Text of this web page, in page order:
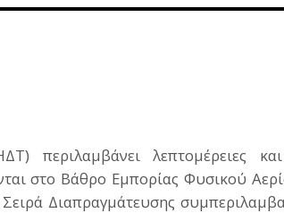
περιλαμβάνει λεπτομέρειες
στο Βάθρο Εμπορίας Φυσικού
Διαπραγμάτευσης